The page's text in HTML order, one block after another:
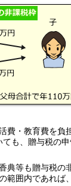
費・教育費を負
ても、贈与税の
典等も贈与税の
範囲内であれば